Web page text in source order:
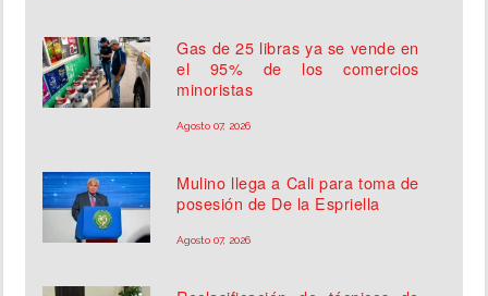
Gas de 25 libras ya se vende en
el 95% de los comercios
minoristas
Agosto 07, 2026
Mulino llega a Cali para toma de
posesión de De la Espriella
Agosto 07, 2026